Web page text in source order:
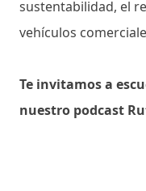
sustentabilidad, el
vehículos
Te invitamos a
nuestro podcast